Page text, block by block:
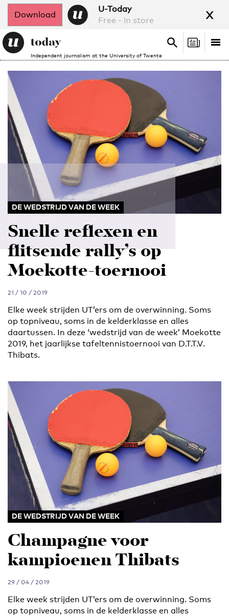
Download
U-Today
Free - in store
x
Independent journalism at the University of Twente
Search
Search
DE WEDSTRIJD VAN DE WEEK
Snelle reflexen en
flitsende rally’s op
Moekotte-toernooi
21 / 10 / 2019
Elke week strijden UT’ers om de overwinning. Soms
op topniveau, soms in de kelderklasse en alles
daartussen. In deze ‘wedstrijd van de week’ Moekotte
2019, het jaarlijkse tafeltennistoernooi van D.T.T.V.
Thibats.
DE WEDSTRIJD VAN DE WEEK
Champagne voor
kampioenen Thibats
29 / 04 / 2019
Elke week strijden UT’ers om de overwinning. Soms
op topniveau, soms in de kelderklasse en alles